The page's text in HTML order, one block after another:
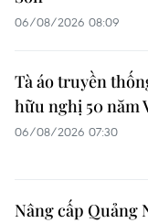
06/08/2026 08:09
Tà áo truyền
hữu nghị 50 năm
06/08/2026 07:30
Nâng cấp Quảng